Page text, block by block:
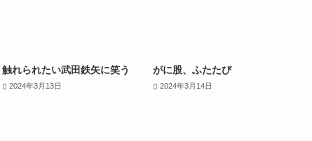
触れられたい武田鉄矢に笑う
2024年3月13日
がに股、ふたたび
2024年3月14日